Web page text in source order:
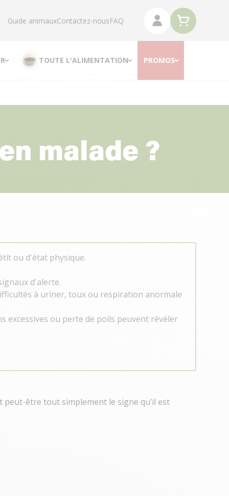
Guide animauxContactez-nousFAQ
TOUTE L'ALIMENTATION PROMOS
malade ?
ou d'état physique.
d'alerte.
à uriner, toux ou respiration anormale
excessives ou perte de poils peuvent révéler
peut-être tout simplement le signe qu’il est